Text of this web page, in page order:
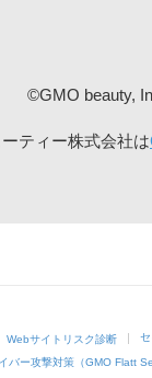
©GMO beauty,
ティー株式会社は
Webサイトリスク診断
バー攻撃対策（GMO Flatt